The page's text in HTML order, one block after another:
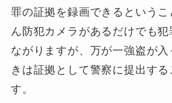
罪の証拠を録画できるというこ
ん防犯カメラがあるだけでも
ながりますが、万が一強盗が入
きは証拠として警察に提出する
す。